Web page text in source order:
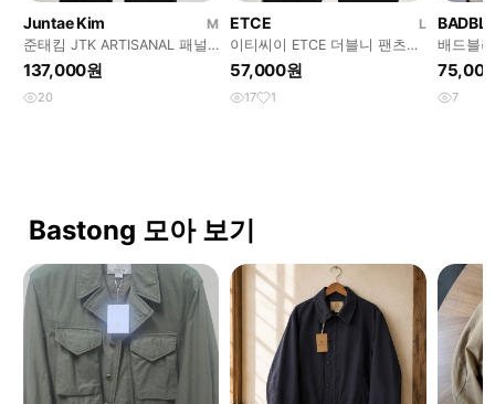
Juntae Kim
M
준태킴 JTK ARTISANAL 패널
포켓 카고 팬츠 R3236
137,000원
20
ETCE
L
이티씨이 ETCE 더블니 팬츠
R3234
57,000원
17 1
배드블
와이드
7
Bastong 모아 보기